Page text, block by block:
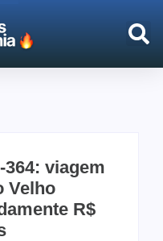
viagem
Velho
R$